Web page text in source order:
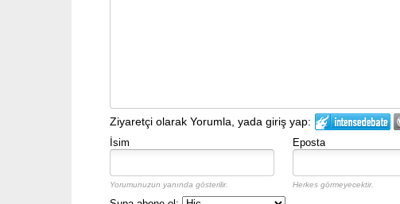
Ziyaretçi olarak Yorumla, yada giriş yap:
İsim Eposta
Yorumunuzun yanında gösterilir. Herkes görmeyecektir.